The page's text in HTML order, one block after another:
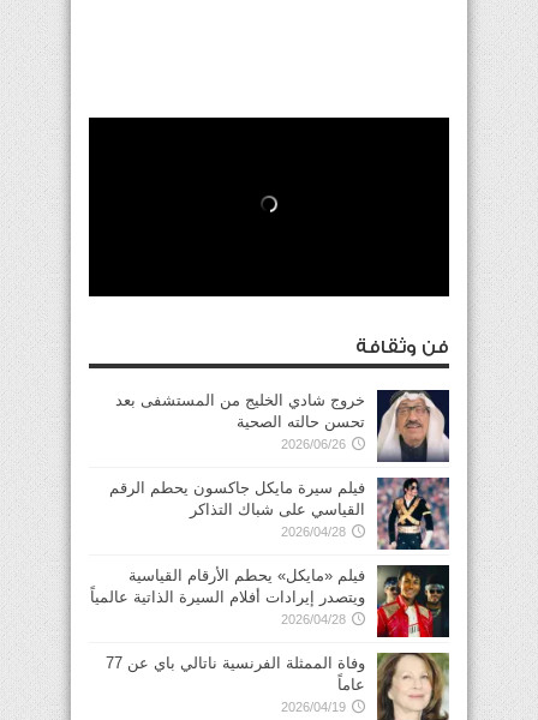
فن وثقافة
خروج شادي الخليج من المستشفى بعد
تحسن حالته الصحية
2026/06/26
فيلم سيرة مايكل جاكسون يحطم الرقم
القياسي على شباك التذاكر
2026/04/28
فيلم «مايكل» يحطم الأرقام القياسية
ويتصدر إيرادات أفلام السيرة الذاتية عالمياً
2026/04/28
وفاة الممثلة الفرنسية ناتالي باي عن 77
عاماً
2026/04/19